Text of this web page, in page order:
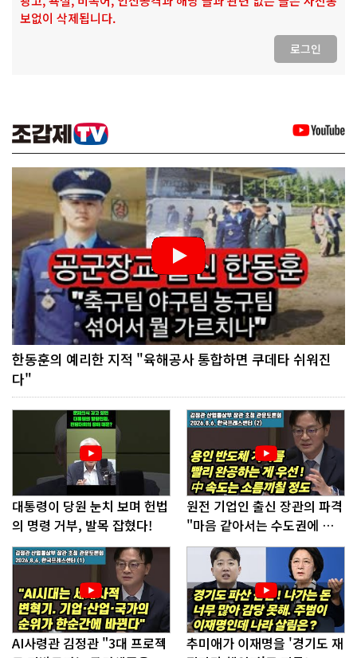
보없이 삭제됩니다.
로그인
한동훈의 예리한 지적 "육해공사 통합하면 쿠데타 쉬워진
다"
대통령이 당원 눈치 보며 헌법
의 명령 거부, 발목 잡혔다!
원전 기업인 출신 장관의 파격
"마음 같아서는 수도권에 원
전 짓고싶다"
AI사령관 김정관 "3대 프로젝
추미애가 이재명을 '경기도 재